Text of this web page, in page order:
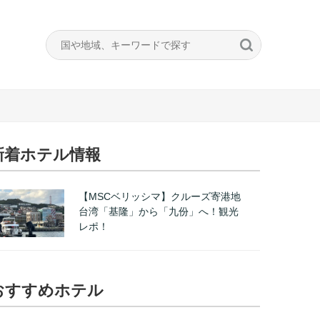
着ホテル情報
【MSCベリッシマ】クルーズ寄港地
台湾「基隆」から「九份」へ！観光
レポ！
すすめホテル